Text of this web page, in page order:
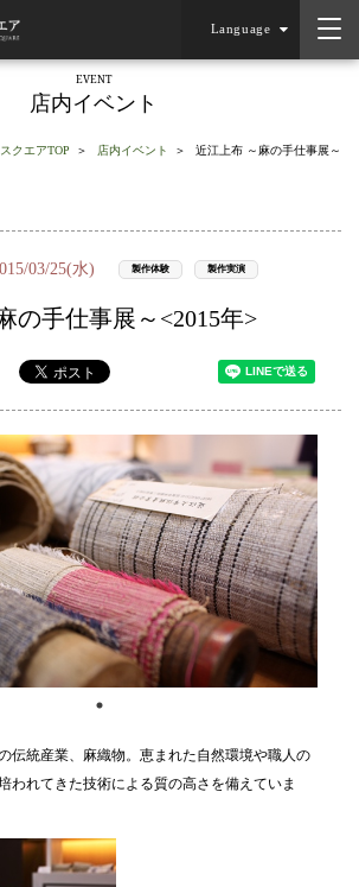
Language
EVENT
店内イベント
クエアTOP 店内イベント 近江上布 ～麻の手仕事展～
03/25(水) 製作体験 製作実演
の手仕事展～<2015年>
伝統産業、麻織物。恵まれた自然環境や職人の
われてきた技術による質の高さを備えていま